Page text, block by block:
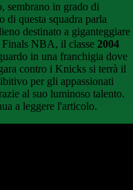
sembrano in grado di
questa squadra parla
destinato a giganteggiare
NBA, il classe 2004
in una franchigia dove
contro i Knicks si terrà il
per gli appassionati
al suo luminoso talento.
a leggere l'articolo.